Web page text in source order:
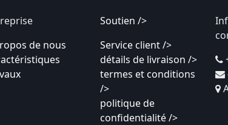
de nous
Soutien />
Service client />
détails de livraison />
termes et conditions
/>
politique de
confidentialité />